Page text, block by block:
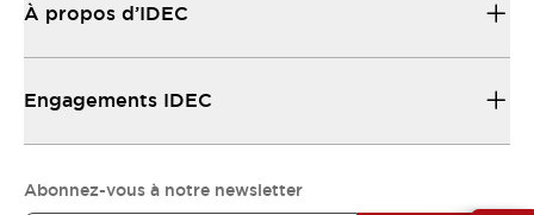
À propos d’IDEC
Engagements IDEC
Abonnez-vous à notre newsletter